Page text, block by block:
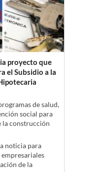
proyecto que
el Subsidio a la
de salud,
social para
la construcción
noticia para
de la